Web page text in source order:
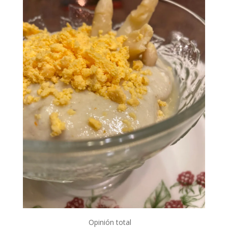
Opinión total